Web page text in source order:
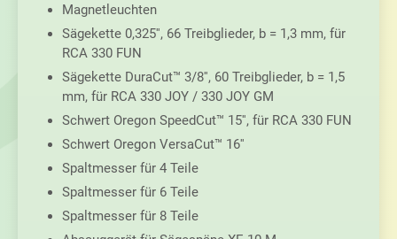
Magnetleuchten
Sägekette 0,325'', 66 Treibglieder, b = 1,3 mm, für
RCA 330 FUN
Sägekette DuraCut™ 3/8'', 60 Treibglieder, b = 1,5
mm, für RCA 330 JOY / 330 JOY GM
Schwert Oregon SpeedCut™ 15'', für RCA 330 FUN
Schwert Oregon VersaCut™ 16''
Spaltmesser für 4 Teile
Spaltmesser für 6 Teile
Spaltmesser für 8 Teile